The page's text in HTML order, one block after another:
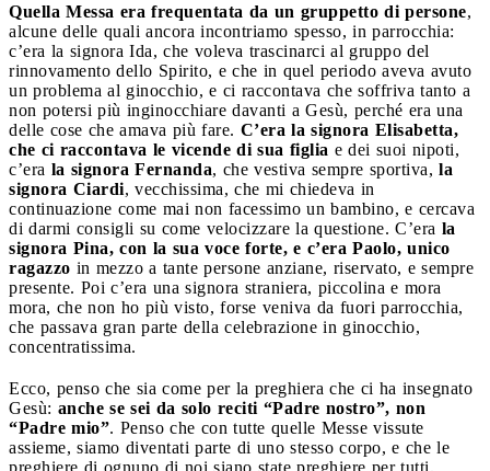
Quella Messa era frequentata da un gruppetto di persone,
alcune delle quali ancora incontriamo spesso, in parrocchia:
c’era la signora Ida, che voleva trascinarci al gruppo del
rinnovamento dello Spirito, e che in quel periodo aveva avuto
un problema al ginocchio, e ci raccontava che soffriva tanto a
non potersi più inginocchiare davanti a Gesù, perché era una
delle cose che amava più fare. C’era la signora Elisabetta,
che ci raccontava le vicende di sua figlia e dei suoi nipoti,
c’era la signora Fernanda, che vestiva sempre sportiva, la
signora Ciardi, vecchissima, che mi chiedeva in
continuazione come mai non facessimo un bambino, e cercava
di darmi consigli su come velocizzare la questione. C’era la
signora Pina, con la sua voce forte, e c’era Paolo, unico
ragazzo in mezzo a tante persone anziane, riservato, e sempre
presente. Poi c’era una signora straniera, piccolina e mora
mora, che non ho più visto, forse veniva da fuori parrocchia,
che passava gran parte della celebrazione in ginocchio,
concentratissima.
Ecco, penso che sia come per la preghiera che ci ha insegnato
Gesù: anche se sei da solo reciti “Padre nostro”, non
“Padre mio”. Penso che con tutte quelle Messe vissute
assieme, siamo diventati parte di uno stesso corpo, e che le
preghiere di ognuno di noi siano state preghiere per tutti.